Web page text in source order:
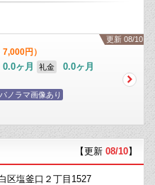
更新 08/10
7,000円）
0.0ヶ月 礼金
0.0ヶ月
パノラマ画像あり
【更新 08/10】
区塩釜口２丁目1527